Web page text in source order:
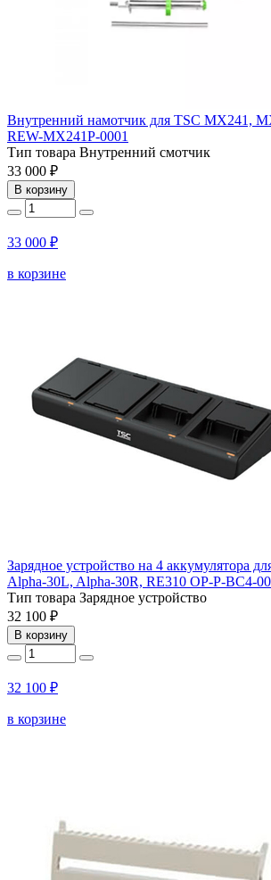
Внутренний намотчик для TSC MX241,
REW-MX241P-0001
Тип товара Внутренний смотчик
33 000 ₽
В корзину
33 000 ₽
в корзине
Зарядное устройство на 4 аккумулятора
Alpha-30L, Alpha-30R, RE310 OP-P-BC4-
Тип товара Зарядное устройство
32 100 ₽
В корзину
32 100 ₽
в корзине